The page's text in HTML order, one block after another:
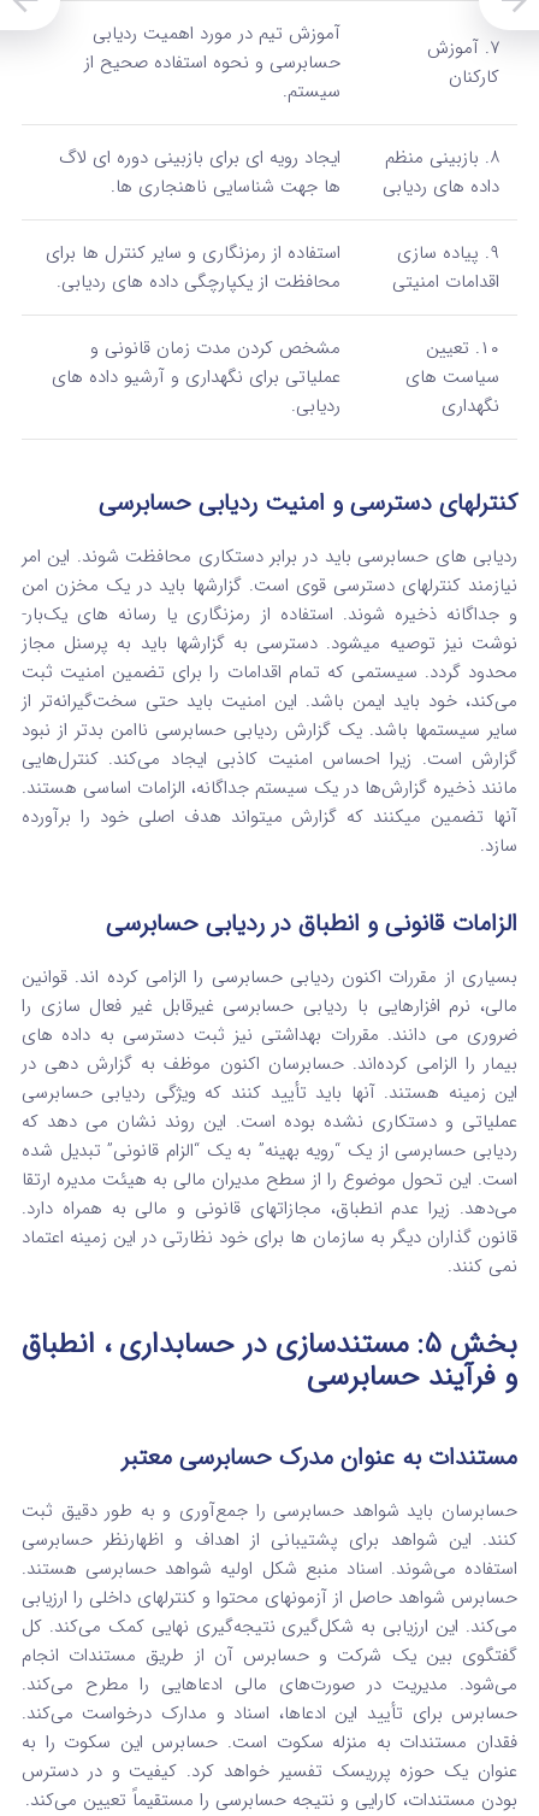
۷. آموزش
کارکنان
آموزش تیم در مورد اهمیت ردیابی
حسابرسی و نحوه استفاده صحیح از
سیستم.
۸. بازبینی منظم
داده‌ های ردیابی
ایجاد رویه ای برای بازبینی دوره‌ ای لاگ‌
ها جهت شناسایی ناهنجاری‌ ها.
۹. پیاده‌ سازی
اقدامات امنیتی
استفاده از رمزنگاری و سایر کنترل‌ ها برای
محافظت از یکپارچگی داده‌ های ردیابی.
۱۰. تعیین
سیاست‌ های
نگهداری
مشخص کردن مدت زمان قانونی و
عملیاتی برای نگهداری و آرشیو داده‌ های
ردیابی.
کنترلهای دسترسی و امنیت ردیابی حسابرسی
ردیابی های حسابرسی باید در برابر دستکاری محافظت شوند. این امر
نیازمند کنترلهای دسترسی قوی است. گزارشها باید در یک مخزن امن
و جداگانه ذخیره شوند. استفاده از رمزنگاری یا رسانه‌ های یک‌بار-
نوشت نیز توصیه میشود. دسترسی به گزارشها باید به پرسنل مجاز
محدود گردد. سیستمی که تمام اقدامات را برای تضمین امنیت ثبت
می‌کند، خود باید ایمن باشد. این امنیت باید حتی سخت‌گیرانه‌تر از
سایر سیستمها باشد. یک گزارش ردیابی حسابرسی ناامن بدتر از نبود
گزارش است. زیرا احساس امنیت کاذبی ایجاد می‌کند. کنترل‌هایی
مانند ذخیره گزارش‌ها در یک سیستم جداگانه، الزامات اساسی هستند.
آنها تضمین میکنند که گزارش میتواند هدف اصلی خود را برآورده
سازد.
الزامات قانونی و انطباق در ردیابی حسابرسی
بسیاری از مقررات اکنون ردیابی حسابرسی را الزامی کرده‌ اند. قوانین
مالی، نرم‌ افزارهایی با ردیابی حسابرسی غیرقابل غیر فعال‌ سازی را
ضروری می‌ دانند. مقررات بهداشتی نیز ثبت دسترسی به داده‌ های
بیمار را الزامی کرده‌اند. حسابرسان اکنون موظف به گزارش‌ دهی در
این زمینه هستند. آنها باید تأیید کنند که ویژگی ردیابی حسابرسی
عملیاتی و دستکاری نشده بوده است. این روند نشان می‌ دهد که
ردیابی حسابرسی از یک “رویه بهینه” به یک “الزام قانونی” تبدیل شده
است. این تحول موضوع را از سطح مدیران مالی به هیئت مدیره ارتقا
می‌دهد. زیرا عدم انطباق، مجازاتهای قانونی و مالی به همراه دارد.
قانون‌ گذاران دیگر به سازمان‌ ها برای خود نظارتی در این زمینه اعتماد
نمی‌ کنند.
بخش ۵: مستندسازی در حسابداری ، انطباق
و فرآیند حسابرسی
مستندات به عنوان مدرک حسابرسی معتبر
حسابرسان باید شواهد حسابرسی را جمع‌آوری و به طور دقیق ثبت
کنند. این شواهد برای پشتیبانی از اهداف و اظهارنظر حسابرسی
استفاده می‌شوند. اسناد منبع شکل اولیه شواهد حسابرسی هستند.
حسابرس شواهد حاصل از آزمونهای محتوا و کنترلهای داخلی را ارزیابی
می‌کند. این ارزیابی به شکل‌گیری نتیجه‌گیری نهایی کمک می‌کند. کل
گفتگوی بین یک شرکت و حسابرس آن از طریق مستندات انجام
می‌شود. مدیریت در صورت‌های مالی ادعاهایی را مطرح می‌کند.
حسابرس برای تأیید این ادعاها، اسناد و مدارک درخواست می‌کند.
فقدان مستندات به منزله سکوت است. حسابرس این سکوت را به
عنوان یک حوزه پرریسک تفسیر خواهد کرد. کیفیت و در دسترس
بودن مستندات، کارایی و نتیجه حسابرسی را مستقیماً تعیین می‌کند.